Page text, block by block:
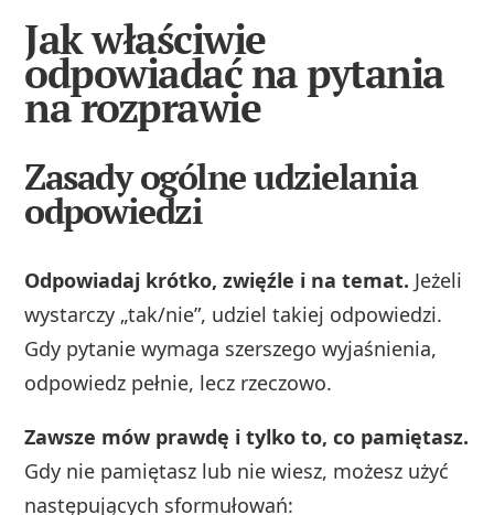
Jak właściwie
odpowiadać na pytania
na rozprawie
Zasady ogólne udzielania
odpowiedzi
Odpowiadaj krótko, zwięźle i na temat. Jeżeli
wystarczy „tak/nie”, udziel takiej odpowiedzi.
Gdy pytanie wymaga szerszego wyjaśnienia,
odpowiedz pełnie, lecz rzeczowo.
Zawsze mów prawdę i tylko to, co pamiętasz.
Gdy nie pamiętasz lub nie wiesz, możesz użyć
następujących sformułowań: